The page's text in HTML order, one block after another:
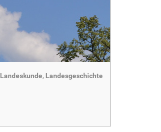
Landeskunde, Landesgeschichte